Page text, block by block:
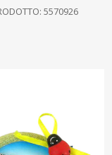
5570926